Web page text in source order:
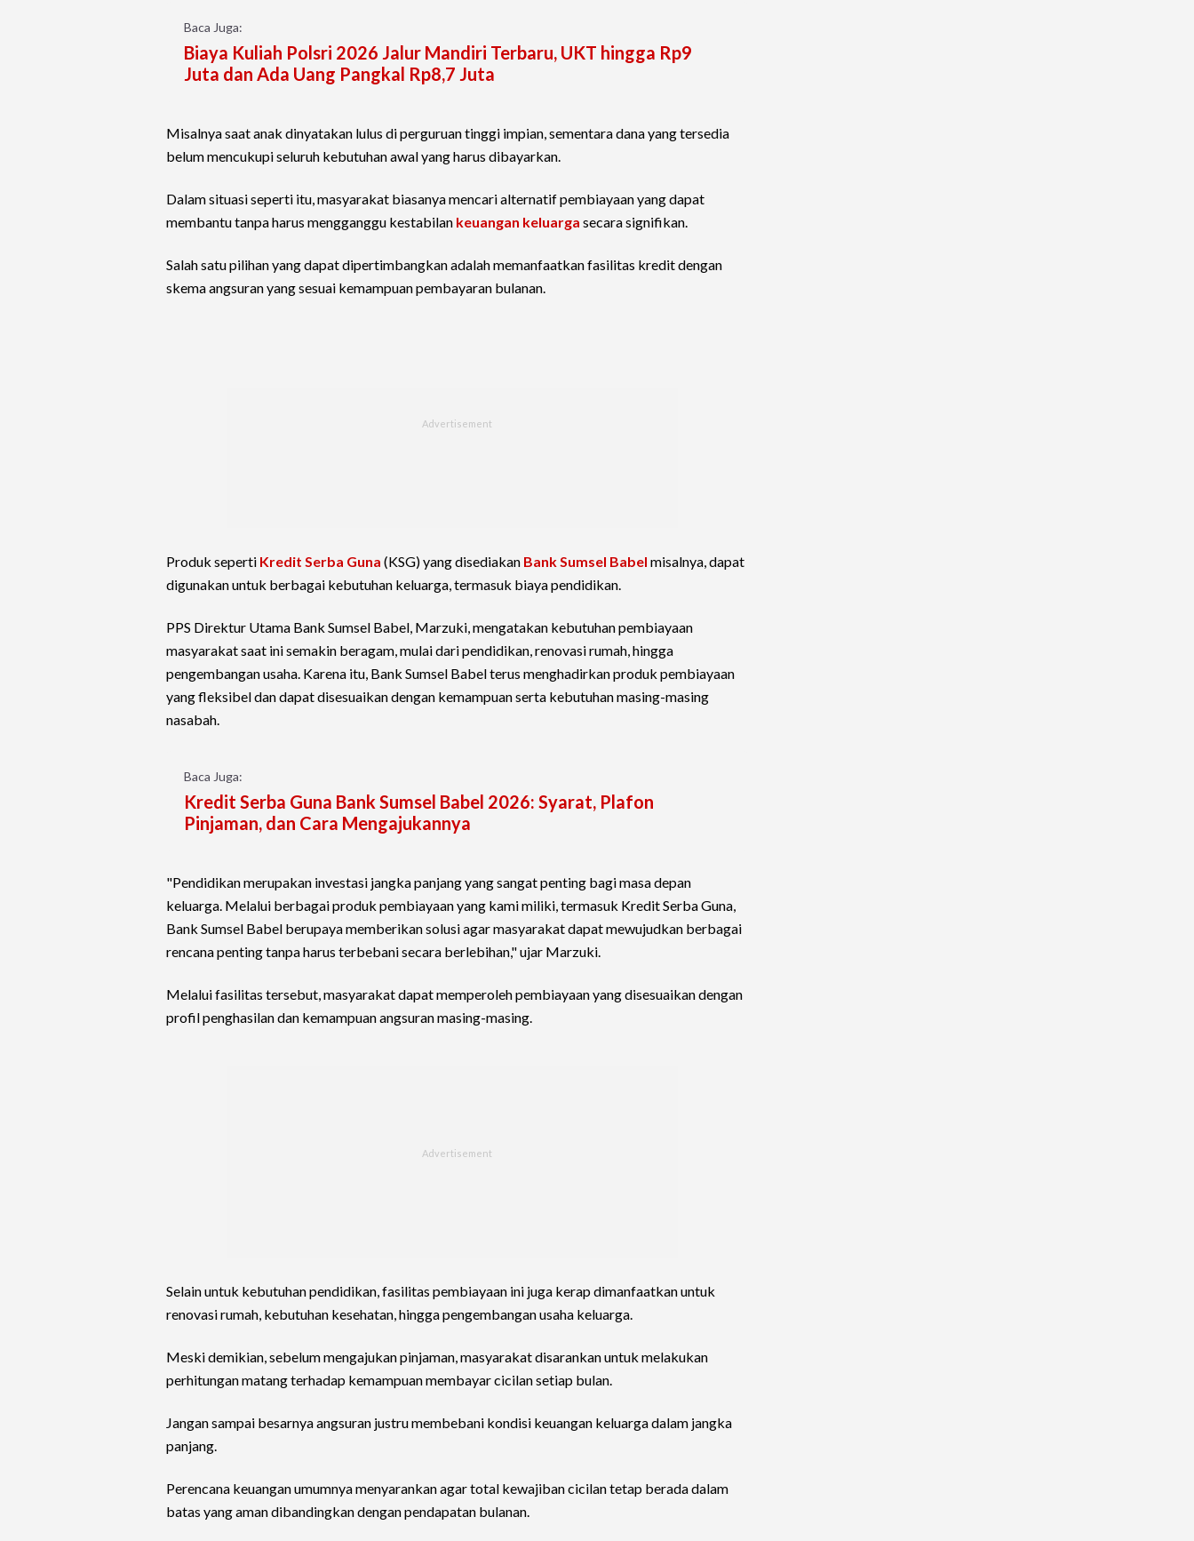
Baca Juga:
Biaya Kuliah Polsri 2026 Jalur Mandiri Terbaru, UKT hingga Rp9
Juta dan Ada Uang Pangkal Rp8,7 Juta
Misalnya saat anak dinyatakan lulus di perguruan tinggi impian, sementara dana yang tersedia
belum mencukupi seluruh kebutuhan awal yang harus dibayarkan.
Dalam situasi seperti itu, masyarakat biasanya mencari alternatif pembiayaan yang dapat
membantu tanpa harus mengganggu kestabilan keuangan keluarga secara signifikan.
Salah satu pilihan yang dapat dipertimbangkan adalah memanfaatkan fasilitas kredit dengan
skema angsuran yang sesuai kemampuan pembayaran bulanan.
Produk seperti Kredit Serba Guna (KSG) yang disediakan Bank Sumsel Babel misalnya, dapat
digunakan untuk berbagai kebutuhan keluarga, termasuk biaya pendidikan.
PPS Direktur Utama Bank Sumsel Babel, Marzuki, mengatakan kebutuhan pembiayaan
masyarakat saat ini semakin beragam, mulai dari pendidikan, renovasi rumah, hingga
pengembangan usaha. Karena itu, Bank Sumsel Babel terus menghadirkan produk pembiayaan
yang fleksibel dan dapat disesuaikan dengan kemampuan serta kebutuhan masing-masing
nasabah.
Baca Juga:
Kredit Serba Guna Bank Sumsel Babel 2026: Syarat, Plafon
Pinjaman, dan Cara Mengajukannya
"Pendidikan merupakan investasi jangka panjang yang sangat penting bagi masa depan
keluarga. Melalui berbagai produk pembiayaan yang kami miliki, termasuk Kredit Serba Guna,
Bank Sumsel Babel berupaya memberikan solusi agar masyarakat dapat mewujudkan berbagai
rencana penting tanpa harus terbebani secara berlebihan," ujar Marzuki.
Melalui fasilitas tersebut, masyarakat dapat memperoleh pembiayaan yang disesuaikan dengan
profil penghasilan dan kemampuan angsuran masing-masing.
Selain untuk kebutuhan pendidikan, fasilitas pembiayaan ini juga kerap dimanfaatkan untuk
renovasi rumah, kebutuhan kesehatan, hingga pengembangan usaha keluarga.
Meski demikian, sebelum mengajukan pinjaman, masyarakat disarankan untuk melakukan
perhitungan matang terhadap kemampuan membayar cicilan setiap bulan.
Jangan sampai besarnya angsuran justru membebani kondisi keuangan keluarga dalam jangka
panjang.
Perencana keuangan umumnya menyarankan agar total kewajiban cicilan tetap berada dalam
batas yang aman dibandingkan dengan pendapatan bulanan.